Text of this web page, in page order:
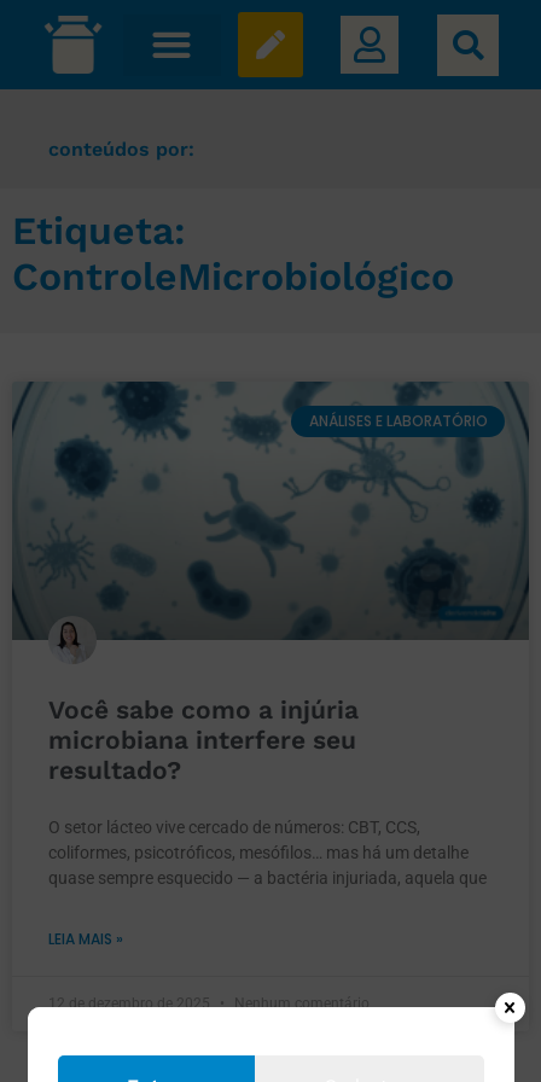
conteúdos por:
Etiqueta:
ControleMicrobiológico
ANÁLISES E LABORATÓRIO
Você sabe como a injúria
microbiana interfere seu
resultado?
O setor lácteo vive cercado de números: CBT, CCS,
coliformes, psicotróficos, mesófilos… mas há um detalhe
quase sempre esquecido — a bactéria injuriada, aquela que
LEIA MAIS »
12 de dezembro de 2025 Nenhum comentário